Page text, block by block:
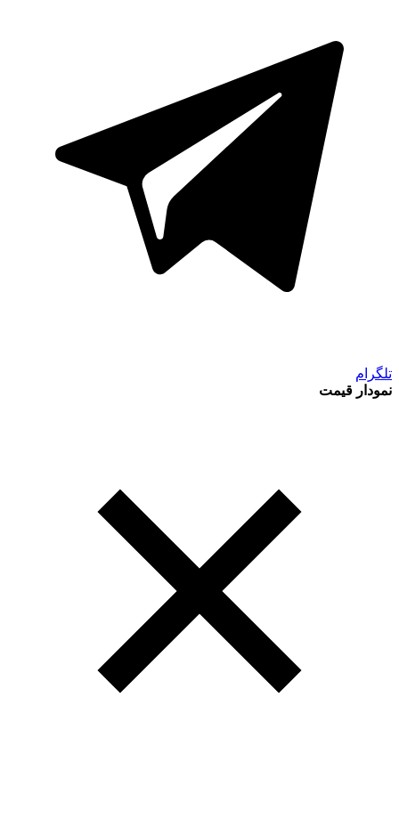
تلگرام
نمودار قیمت